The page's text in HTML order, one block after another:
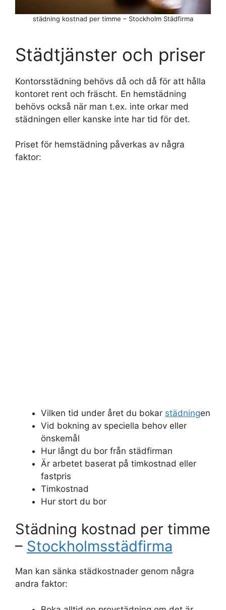
städning kostnad per timme – Stockholm Städfirma
Städtjänster och priser
Kontorsstädning behövs då och då för att hålla
kontoret rent och fräscht. En hemstädning
behövs också när man t.ex. inte orkar med
städningen eller kanske inte har tid för det.
Priset för hemstädning påverkas av några
faktor:
Vilken tid under året du bokar städningen
Vid bokning av speciella behov eller
önskemål
Hur långt du bor från städfirman
Är arbetet baserat på timkostnad eller
fastpris
Timkostnad
Hur stort du bor
Städning kostnad per timme
– Stockholmsstädfirma
Man kan sänka städkostnader genom några
andra faktor: